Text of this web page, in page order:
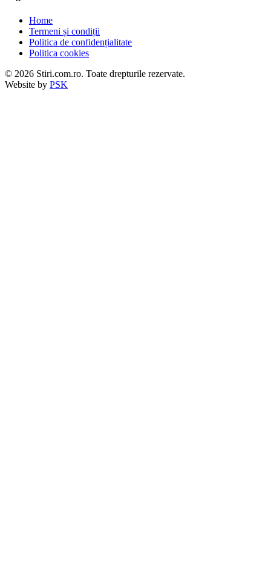
Home
Termeni și condiții
Politica de confidențialitate
Politica cookies
© 2026 Stiri.com.ro. Toate drepturile rezervate.
Website by PSK